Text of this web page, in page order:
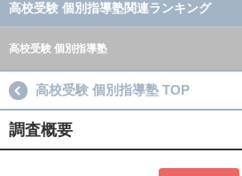
高校受験 個別指導塾関連ランキング
高校受験 個別指導塾
高校受験 個別指導塾 TOP
調査概要